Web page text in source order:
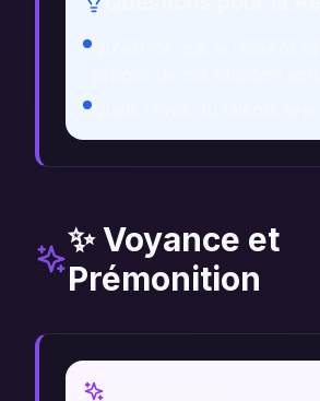
✨ Voyance et
Prémonition